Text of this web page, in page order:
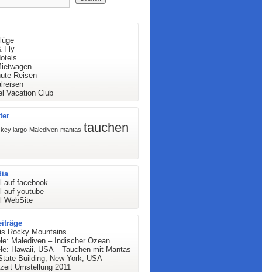
Fly
Reisen
Vacation Club
key largo Malediven mantas tauchen
auf facebook
auf youtube
WebSite
Rocky Mountains
Malediven – Indischer Ozean
Hawaii, USA – Tauchen mit Mantas
Building, New York, USA
Umstellung 2011